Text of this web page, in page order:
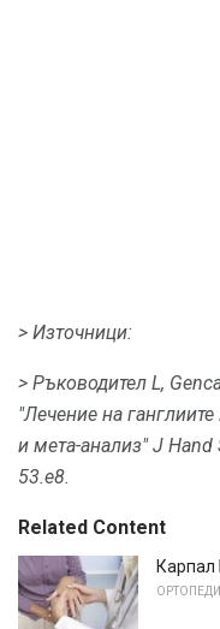
> Източници:
> Ръководител L,
"Лечение на
и мета-анализ" J Hand
53.e8.
Related Content
Карпал